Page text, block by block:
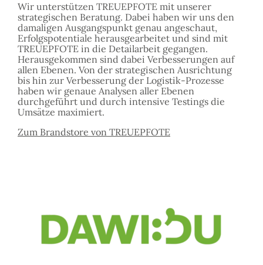
Wir unterstützen TREUEPFOTE mit unserer
strategischen Beratung. Dabei haben wir uns den
damaligen Ausgangspunkt genau angeschaut,
Erfolgspotentiale herausgearbeitet und sind mit
TREUEPFOTE in die Detailarbeit gegangen.
Herausgekommen sind dabei Verbesserungen auf
allen Ebenen. Von der strategischen Ausrichtung
bis hin zur Verbesserung der Logistik-Prozesse
haben wir genaue Analysen aller Ebenen
durchgeführt und durch intensive Testings die
Umsätze maximiert.
Zum Brandstore von TREUEPFOTE